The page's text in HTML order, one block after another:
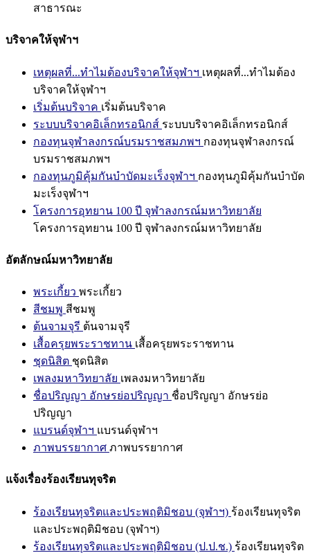
สาธารณะ
บริจาคให้จุฬาฯ
เหตุผลที่...ทำไมต้องบริจาคให้จุฬาฯ เหตุผลที่...ทำไมต้อง
บริจาคให้จุฬาฯ
เริ่มต้นบริจาค เริ่มต้นบริจาค
ระบบบริจาคอิเล็กทรอนิกส์ ระบบบริจาคอิเล็กทรอนิกส์
กองทุนจุฬาลงกรณ์บรมราชสมภพฯ กองทุนจุฬาลงกรณ์
บรมราชสมภพฯ
กองทุนภูมิคุ้มกันบำบัดมะเร็งจุฬาฯ กองทุนภูมิคุ้มกันบำบัด
มะเร็งจุฬาฯ
โครงการอุทยาน 100 ปี จุฬาลงกรณ์มหาวิทยาลัย
โครงการอุทยาน 100 ปี จุฬาลงกรณ์มหาวิทยาลัย
อัตลักษณ์มหาวิทยาลัย
พระเกี้ยว พระเกี้ยว
สีชมพู สีชมพู
ต้นจามจุรี ต้นจามจุรี
เสื้อครุยพระราชทาน เสื้อครุยพระราชทาน
ชุดนิสิต ชุดนิสิต
เพลงมหาวิทยาลัย เพลงมหาวิทยาลัย
ชื่อปริญญา อักษรย่อปริญญา ชื่อปริญญา อักษรย่อ
ปริญญา
แบรนด์จุฬาฯ แบรนด์จุฬาฯ
ภาพบรรยากาศ ภาพบรรยากาศ
แจ้งเรื่องร้องเรียนทุจริต
ร้องเรียนทุจริตและประพฤติมิชอบ (จุฬาฯ) ร้องเรียนทุจริต
และประพฤติมิชอบ (จุฬาฯ)
ร้องเรียนทุจริตและประพฤติมิชอบ (ป.ป.ช.) ร้องเรียนทุจริต